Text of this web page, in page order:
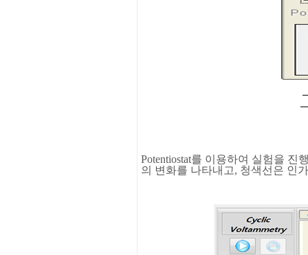
Potentiostat를 이용하여 실험을 진
의 변화를 나타내고, 청색선은 인